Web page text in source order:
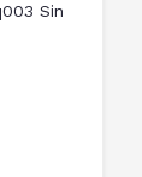
Sin